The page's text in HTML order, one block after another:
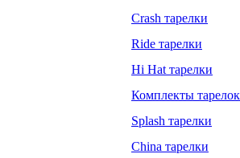
Crash тарелки
Ride тарелки
Hi Hat тарелки
Комплекты тарелок
Splash тарелки
China тарелки